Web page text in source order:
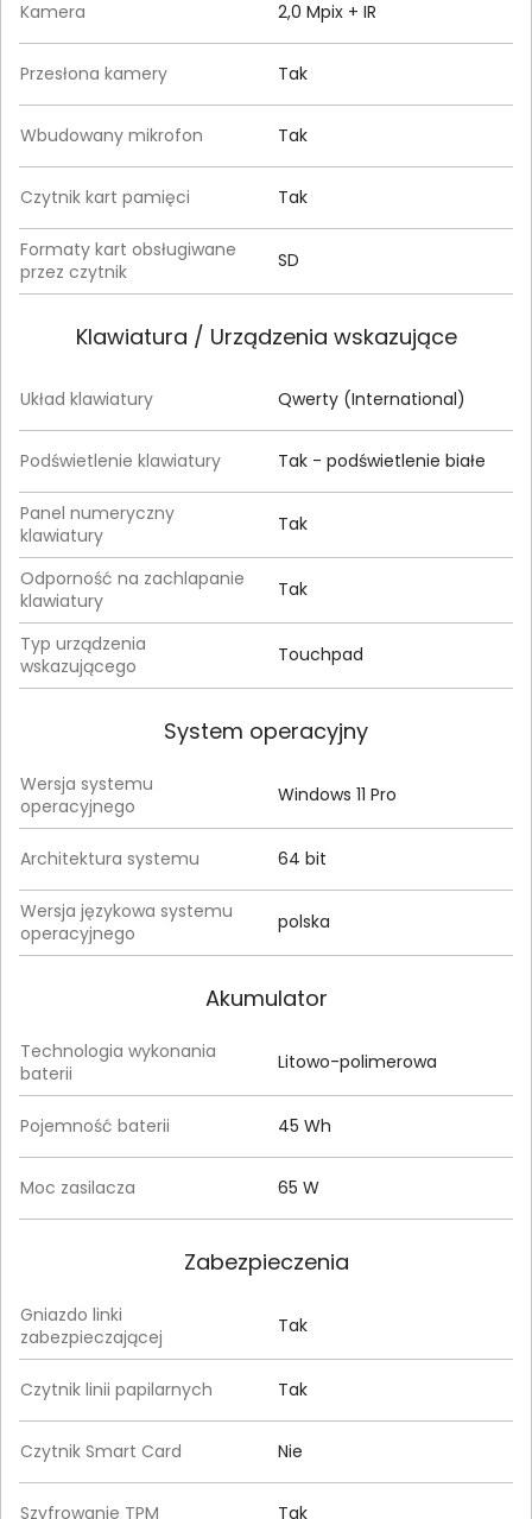
Kamera 2,0 Mpix + IR
Przesłona kamery Tak
Wbudowany mikrofon Tak
Czytnik kart pamięci Tak
Formaty kart obsługiwane
przez czytnik
SD
Klawiatura / Urządzenia wskazujące
Układ klawiatury Qwerty (International)
Podświetlenie klawiatury Tak - podświetlenie białe
Panel numeryczny
klawiatury
Tak
Odporność na zachlapanie
klawiatury
Tak
Typ urządzenia
wskazującego
Touchpad
System operacyjny
Wersja systemu
operacyjnego
Windows 11 Pro
Architektura systemu 64 bit
Wersja językowa systemu
operacyjnego
polska
Akumulator
Technologia wykonania
baterii
Litowo-polimerowa
Pojemność baterii 45 Wh
Moc zasilacza 65 W
Zabezpieczenia
Gniazdo linki
zabezpieczającej
Tak
Czytnik linii papilarnych Tak
Czytnik Smart Card Nie
Szyfrowanie TPM Tak